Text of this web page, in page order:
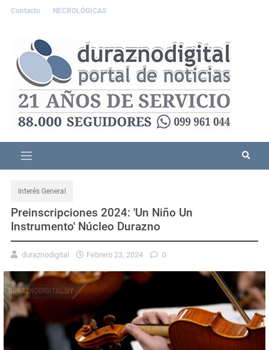
Contacto NECROLÓGICAS
Interés General
Preinscripciones 2024: 'Un Niño Un
Instrumento' Núcleo Durazno
duraznodigital Febrero 23, 2024 0